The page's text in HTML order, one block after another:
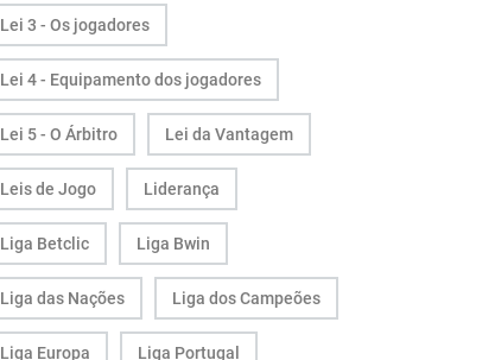
Lei 3 - Os jogadores
Lei 4 - Equipamento dos jogadores
Lei 5 - O Árbitro Lei da Vantagem
Leis de Jogo Liderança
Liga Betclic Liga Bwin
Liga das Nações Liga dos Campeões
Liga Europa Liga Portugal